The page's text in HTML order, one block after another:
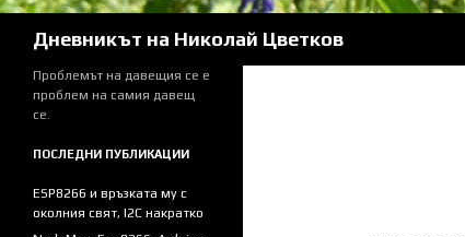
Дневникът на Николай Цветков
Проблемът на давещия се е
проблем на самия давещ
се.
ПОСЛЕДНИ ПУБЛИКАЦИИ
ESP8266 и връзката му с
околния свят, I2C накратко